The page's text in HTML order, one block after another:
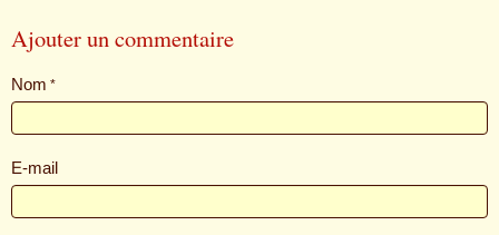
Ajouter un commentaire
Nom
E-mail